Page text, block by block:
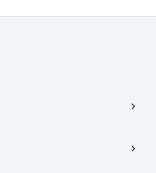
6(중학동, 트윈트리빌딩) B동 5층
곡로 24, 7층, 8층 미소